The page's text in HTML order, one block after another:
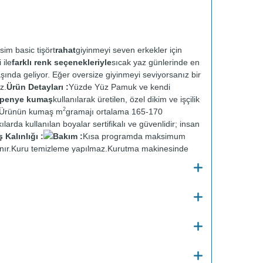
basic tişörtrahatgiyinmeyi seven erkekler için
ilefarklı renk seçenekleriylesıcak yaz günlerinde en
geliyor. Eğer oversize giyinmeyi seviyorsanız bir
Ürün Detayları :Yüzde Yüz Pamuk ve kendi
kumaşkullanılarak üretilen, özel dikim ve işçilik
kumaş m2gramajı ortalama 165-170
kullanılan boyalar sertifikalı ve güvenlidir; insan
Kalınlığı :
Bakım :Kısa programda maksimum
Kuru temizleme yapılmaz. Kurutma makinesinde